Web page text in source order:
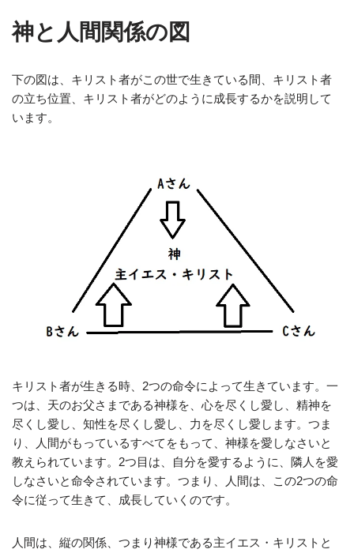
神と人間関係の図
下の図は、キリスト者がこの世で生きている間、キリスト者
の立ち位置、キリスト者がどのように成長するかを説明して
います。
キリスト者が生きる時、2つの命令によって生きています。一
つは、天のお父さまである神様を、心を尽くし愛し、精神を
尽くし愛し、知性を尽くし愛し、力を尽くし愛します。つま
り、人間がもっているすべてをもって、神様を愛しなさいと
教えられています。2つ目は、自分を愛するように、隣人を愛
しなさいと命令されています。つまり、人間は、この2つの命
令に従って生きて、成長していくのです。
人間は、縦の関係、つまり神様である主イエス・キリストと